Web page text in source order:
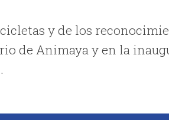
y de los
de Animaya y en la